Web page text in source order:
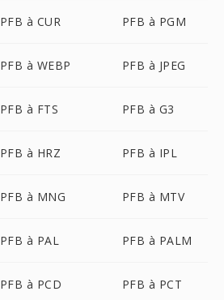
PFB à CUR PFB à PGM
PFB à WEBP PFB à JPEG
PFB à FTS PFB à G3
PFB à HRZ PFB à IPL
PFB à MNG PFB à MTV
PFB à PAL PFB à PALM
PFB à PCD PFB à PCT